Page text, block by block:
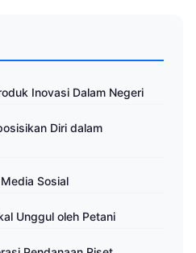
Inovasi Dalam Negeri
Diri dalam
Sosial
Unggul oleh Petani